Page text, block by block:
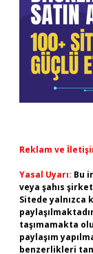
Reklam ve
Yasal Uyarı: Bu
veya şahıs
Sitede yalnızca
taşımamakta
paylaşım
benzerlikleri